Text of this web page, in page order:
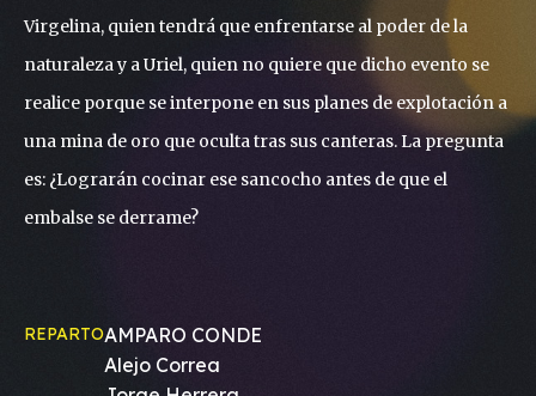
Virgelina, quien tendrá que enfrentarse al poder de la
naturaleza y a Uriel, quien no quiere que dicho evento se
realice porque se interpone en sus planes de explotación a
una mina de oro que oculta tras sus canteras. La pregunta
es: ¿Lograrán cocinar ese sancocho antes de que el
embalse se derrame?
REPARTOAMPARO CONDE
Alejo Correa